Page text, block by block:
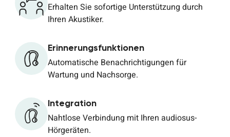
Erhalten Sie sofortige Unterstützung durch
Ihren Akustiker.
Erinnerungsfunktionen
Automatische Benachrichtigungen für
Wartung und Nachsorge.
Integration
Nahtlose Verbindung mit Ihren audiosus-
Hörgeräten.